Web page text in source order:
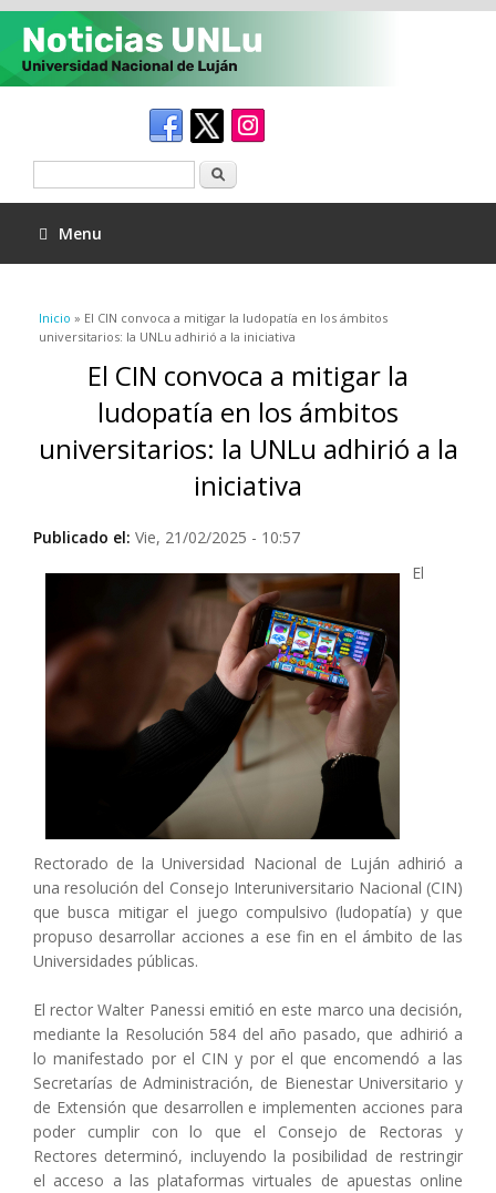
Menu
Se encuentra usted aquí
Inicio » El CIN convoca a mitigar la ludopatía en los ámbitos
universitarios: la UNLu adhirió a la iniciativa
El CIN convoca a mitigar la
ludopatía en los ámbitos
universitarios: la UNLu adhirió a la
iniciativa
Publicado el: Vie, 21/02/2025 - 10:57
El
Rectorado de la Universidad Nacional de Luján adhirió a
una resolución del Consejo Interuniversitario Nacional (CIN)
que busca mitigar el juego compulsivo (ludopatía) y que
propuso desarrollar acciones a ese fin en el ámbito de las
Universidades públicas.
El rector Walter Panessi emitió en este marco una decisión,
mediante la Resolución 584 del año pasado, que adhirió a
lo manifestado por el CIN y por el que encomendó a las
Secretarías de Administración, de Bienestar Universitario y
de Extensión que desarrollen e implementen acciones para
poder cumplir con lo que el Consejo de Rectoras y
Rectores determinó, incluyendo la posibilidad de restringir
el acceso a las plataformas virtuales de apuestas online